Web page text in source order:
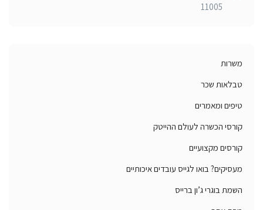
11005
משרות
טבלאות שכר
טיפים ומאמרים
קורסי הכשרה לעולם ההייטק
קורסים מקצועיים
מעסיקים? בואו לגייס עובדים איכותיים
השמת בוגרי ג’ון ברייס